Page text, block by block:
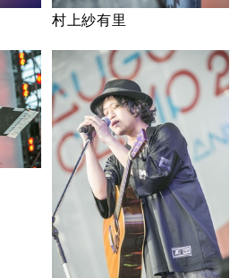
村上紗有里